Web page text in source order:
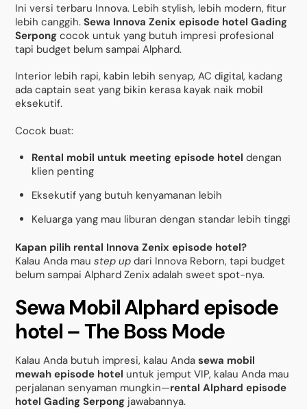
Ini versi terbaru Innova. Lebih stylish, lebih modern, fitur
lebih canggih.Sewa Innova Zenix episode hotel Gading
Serpong cocok untuk yang butuh impresi profesional
tapi budget belum sampai Alphard.
Interior lebih rapi, kabin lebih senyap, AC digital, kadang
ada captain seat yang bikin kerasa kayak naik mobil
eksekutif.
Cocok buat:
Rental mobil untuk meeting episode hotel dengan
klien penting
Eksekutif yang butuh kenyamanan lebih
Keluarga yang mau liburan dengan standar lebih tinggi
Kapan pilih rental Innova Zenix episode hotel?
Kalau Anda maustep up dari Innova Reborn, tapi budget
belum sampai Alphard Zenix adalah sweet spot-nya.
Sewa Mobil Alphard episode
hotel – The Boss Mode
Kalau Anda butuh impresi, kalau Andasewa mobil
mewah episode hotel untuk jemput VIP, kalau Anda mau
perjalanan senyaman mungkin—rental Alphard episode
hotel Gading Serpong jawabannya.